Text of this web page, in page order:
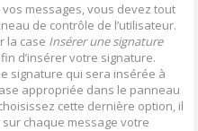
messages, vous devez tout
de contrôle de l’utilisateur.
la case Insérer une signature
d’insérer votre signature.
signature qui sera insérée à
appropriée dans le panneau
cette dernière option, il
chaque message votre